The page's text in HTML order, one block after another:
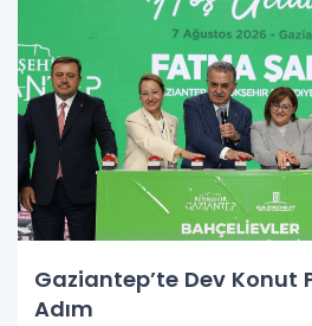
Gaziantep’te Dev Konut
Adım